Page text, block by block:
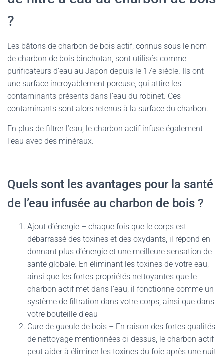
?
Les bâtons de charbon de bois actif, connus sous le nom
de charbon de bois binchotan, sont utilisés comme
purificateurs d’eau au Japon depuis le 17e siècle. Ils ont
une surface incroyablement poreuse, qui attire les
contaminants présents dans l’eau du robinet. Ces
contaminants sont alors retenus à la surface du charbon.
En plus de filtrer l’eau, le charbon actif infuse également
l’eau avec des minéraux.
Quels sont les avantages pour la santé
de l’eau infusée au charbon de bois ?
Ajout d’énergie – chaque fois que le corps est
débarrassé des toxines et des oxydants, il répond en
donnant plus d’énergie et une meilleure sensation de
santé globale. En éliminant les toxines de votre eau,
ainsi que les fortes propriétés nettoyantes que le
charbon actif met dans l’eau, il fonctionne comme un
système de filtration dans votre corps, ainsi que dans
votre bouteille d’eau
Cure de gueule de bois – En raison des fortes qualités
de nettoyage mentionnées ci-dessus, le charbon actif
peut aider à éliminer les toxines du foie après une nuit